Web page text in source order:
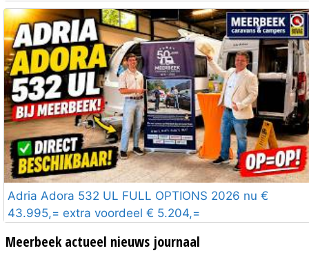
Adria Adora 532 UL FULL OPTIONS 2026 nu €
43.995,= extra voordeel € 5.204,=
Meerbeek actueel nieuws journaal